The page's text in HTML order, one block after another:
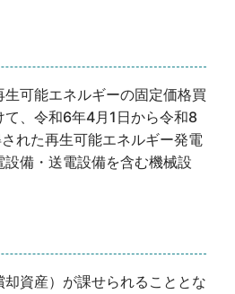
可能エネルギーの固定価格買
、令和6年4月1日から令和8
れた再生可能エネルギー発電
備・送電設備を含む機械設
資産）が課せられることとな